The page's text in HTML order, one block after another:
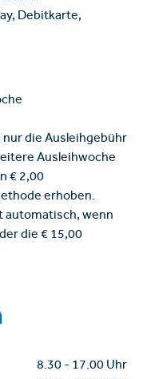
Debitkarte,
die Ausleihgebühr
Ausleihwoche
€ 2,00
erhoben.
automatisch, wenn
die € 15,00
8.30 - 17.00 Uhr